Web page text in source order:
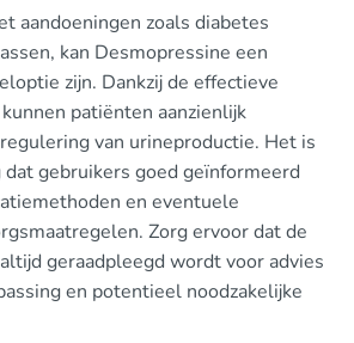
aandoeningen zoals diabetes
kan Desmopressine een
zijn. Dankzij de effectieve
patiënten aanzienlijk
van urineproductie. Het is
gebruikers goed geïnformeerd
en eventuele
Zorg ervoor dat de
geraadpleegd wordt voor advies
en potentieel noodzakelijke